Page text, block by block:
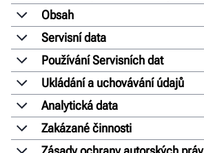
Obsah
Servisní data
Používání Servisních dat
Ukládání a uchovávání údajů
Analytická data
Zakázané činnosti